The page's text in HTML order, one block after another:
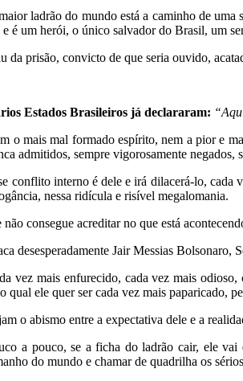
ladrão do mundo está a caminho de uma
e é um herói, o único salvador do Brasil, um
da prisão, convicto de que seria ouvido,
Estados Brasileiros já declararam:
o mais mal formado espírito, nem a pior e
admitidos, sempre vigorosamente negados,
conflito interno é dele e irá dilacerá-lo, cada
nessa ridícula e risível megalomania.
não consegue acreditar no que está
desesperadamente Jair Messias Bolsonaro,
vez mais enfurecido, cada vez mais
qual ele quer ser cada vez mais paparicado,
o abismo entre a expectativa dele e a
a pouco, se a ficha do ladrão cair, ele
do mundo e chamar de quadrilha os